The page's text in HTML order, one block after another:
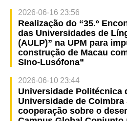
2026-06-16 23:56
Realização do “35.º
das Universidades de
(AULP)” na UPM para
construção de Macau
Sino-Lusófona”
2026-06-10 23:44
Universidade Politécnica
Universidade de
cooperação sobre o